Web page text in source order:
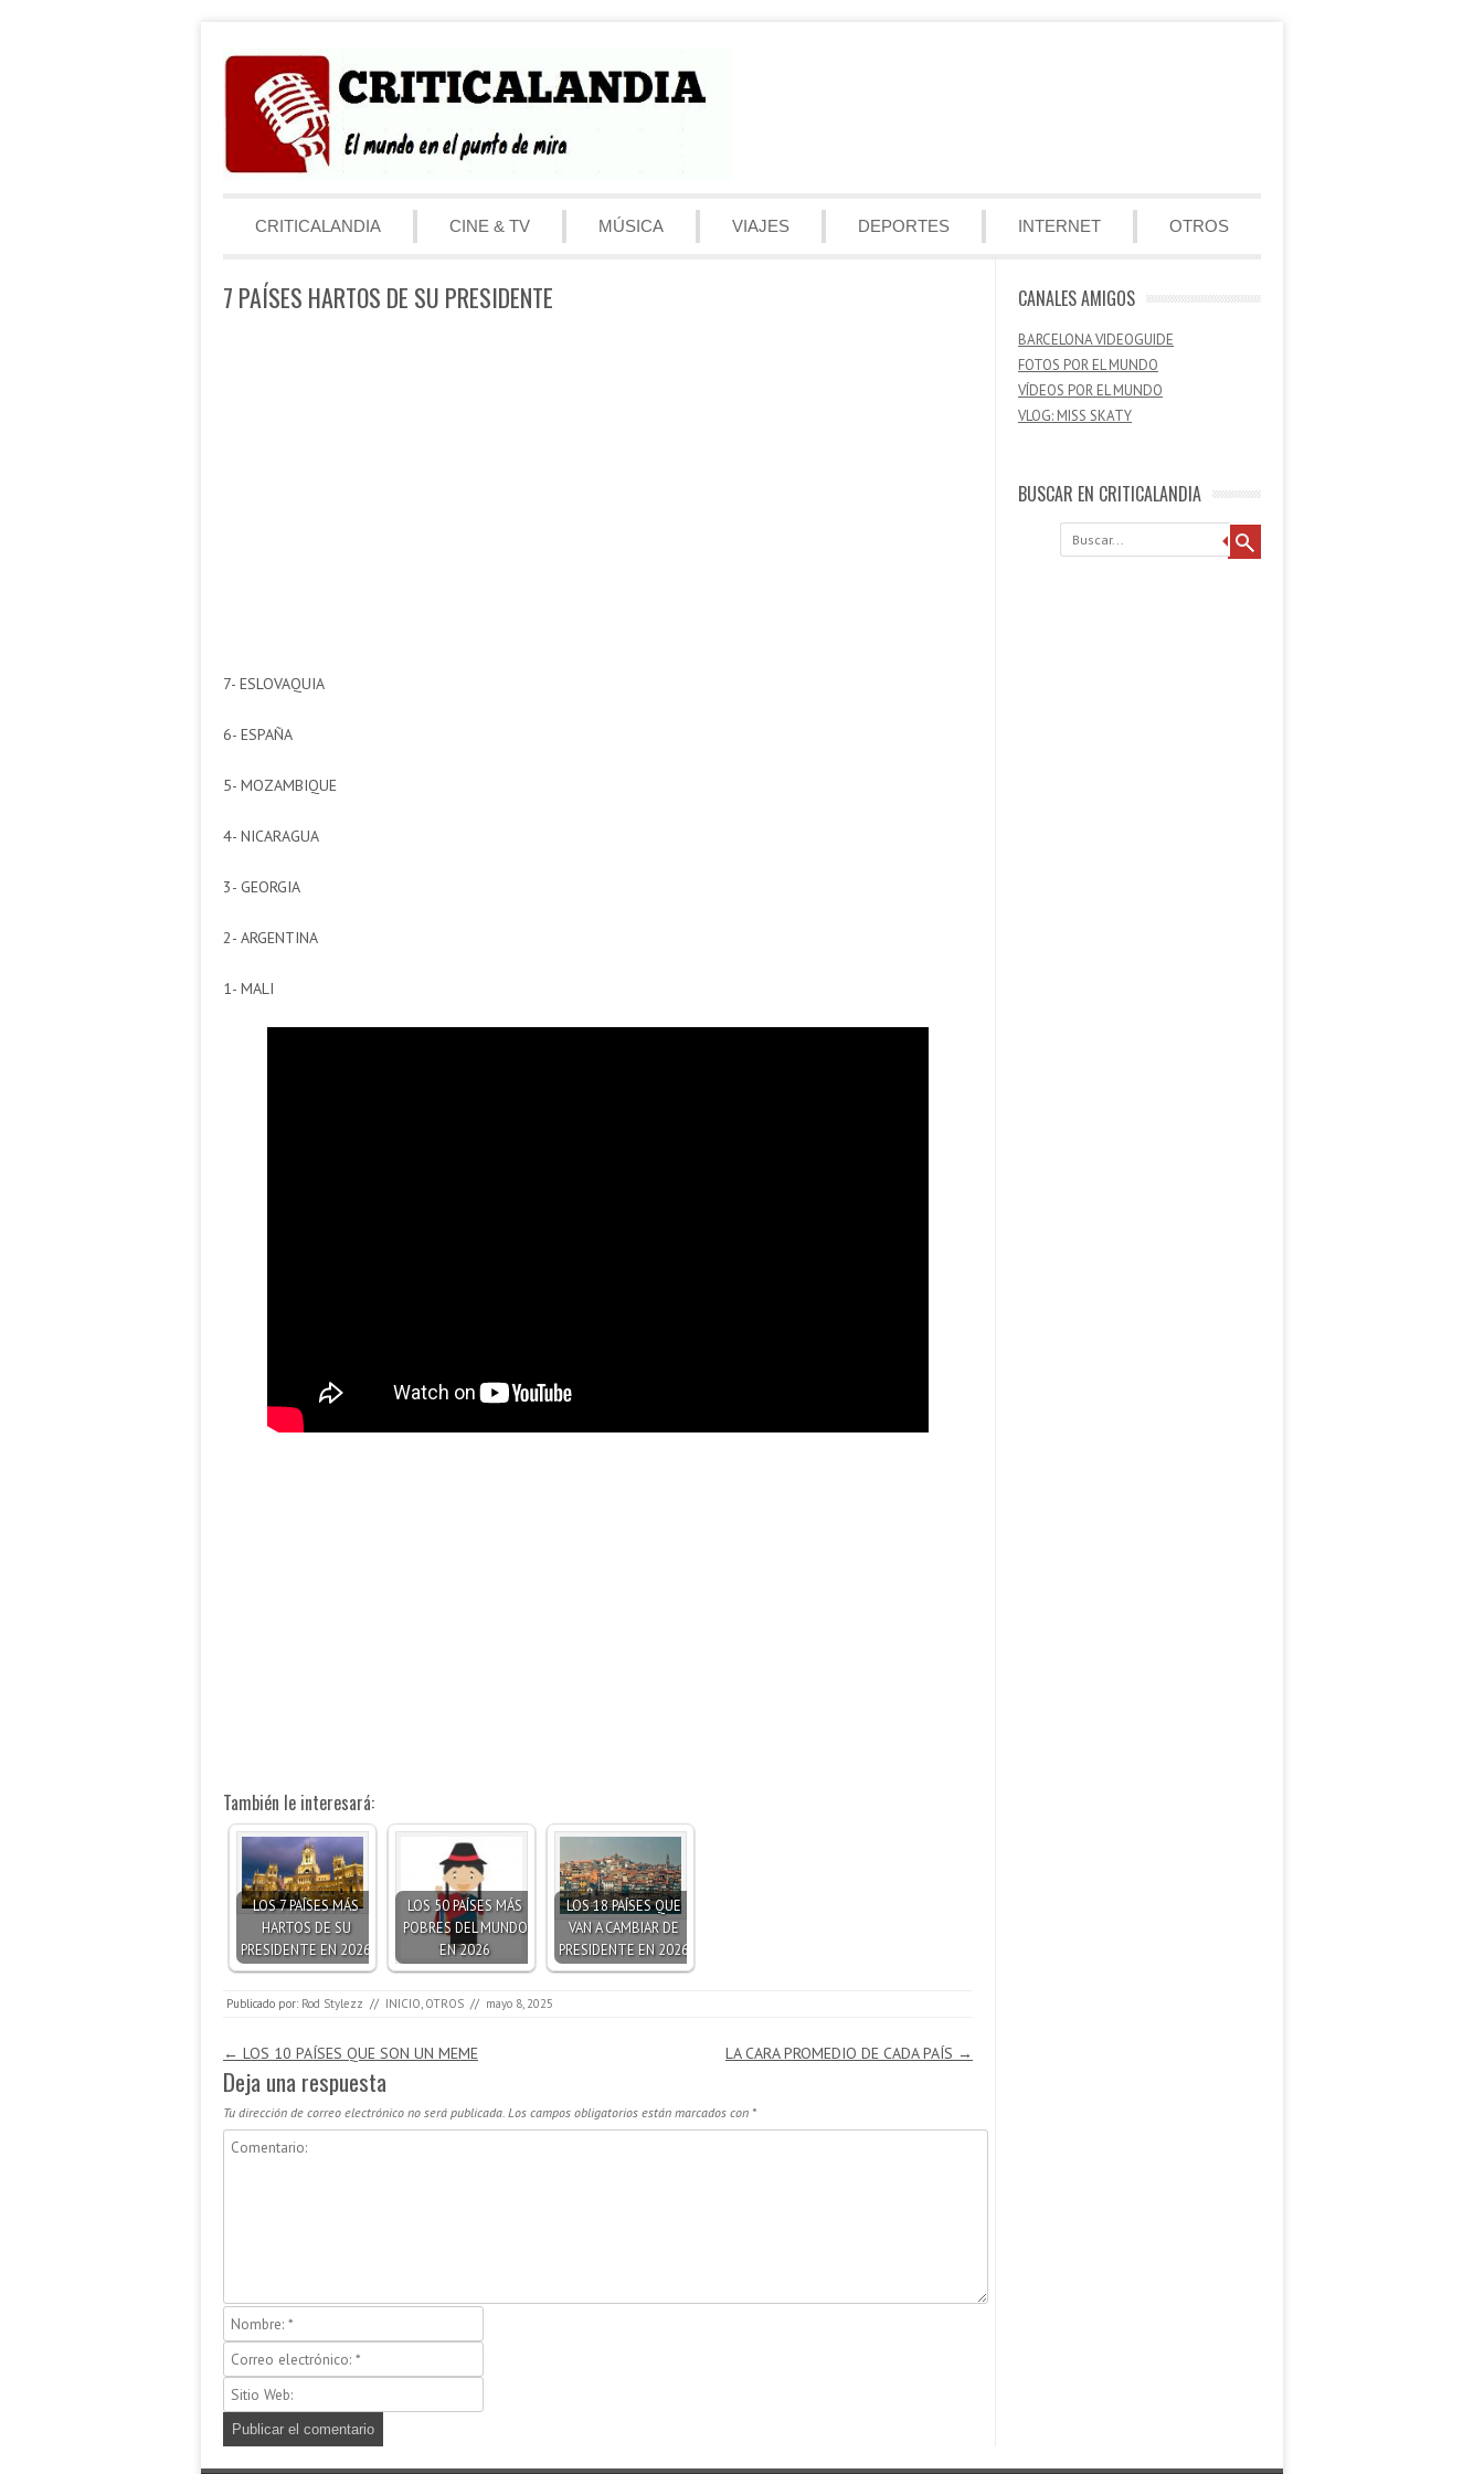
Menú
CRITICALANDIA
CINE & TV MÚSICA VIAJES DEPORTES INTERNET OTROS
7 PAÍSES HARTOS DE SU PRESIDENTE
7- ESLOVAQUIA
6- ESPAÑA
5- MOZAMBIQUE
4- NICARAGUA
3- GEORGIA
2- ARGENTINA
1- MALI
También le interesará:
LOS 7 PAÍSES MÁS
HARTOS DE SU
PRESIDENTE EN 2026
LOS 50 PAÍSES MÁS
POBRES DEL MUNDO
EN 2026
LOS 18 PAÍSES QUE
VAN A CAMBIAR DE
PRESIDENTE EN 2026
Publicado por: Rod Stylezz // INICIO OTROS // mayo 8, 2025
Navegación de entradas
← LOS 10 PAÍSES QUE SON UN MEME LA CARA PROMEDIO DE CADA PAÍS →
Deja una respuesta
Tu dirección de correo electrónico no será publicada. Los campos obligatorios están marcados con *
CANALES AMIGOS
BARCELONA VIDEOGUIDE
FOTOS POR EL MUNDO
VÍDEOS POR EL MUNDO
VLOG: MISS SKATY
BUSCAR EN CRITICALANDIA
Buscar